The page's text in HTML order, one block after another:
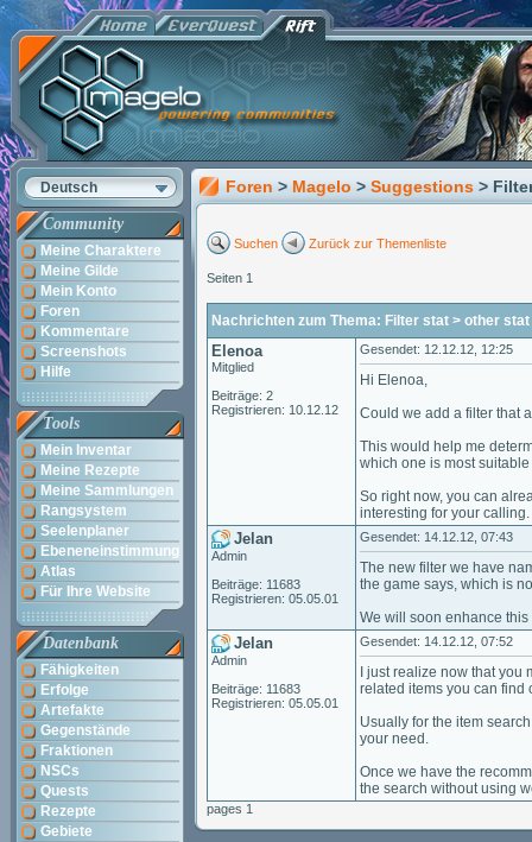
Deutsch
Community
Meine Charaktere
Meine Gilde
Mein Konto
Foren
Kommentare
Screenshots
Hilfe
Tools
Mein Inventar
Meine Rezepte
Meine Sammlungen
Rangsystem
Seelenplaner
Ebeneneinstimmung
Atlas
Für Ihre Website
Datenbank
Fähigkeiten
Erfolge
Artefakte
Gegenstände
Fraktionen
NSCs
Quests
Rezepte
Gebiete
Foren > Magelo > Suggestions >
Suchen Zurück zur Themenliste
Seiten 1
Nachrichten zum Thema: Filter stat > other stat
Elenoa
Mitglied
Beiträge: 2
Registrieren: 10.12.12
Gesendet: 12.12.12, 12:25
Hi Elenoa,
Could we add a filter that
This would help me
which one is most
So right now, you can
interesting for your calling.
Jelan
Admin
Beiträge: 11683
Registrieren: 05.05.01
Gesendet: 14.12.12, 07:43
The new filter we have
the game says, which is
We will soon enhance
Jelan
Admin
Beiträge: 11683
Registrieren: 05.05.01
Gesendet: 14.12.12, 07:52
I just realize now that
related items you can find
Usually for the item
your need.
Once we have the
the search without using
pages 1